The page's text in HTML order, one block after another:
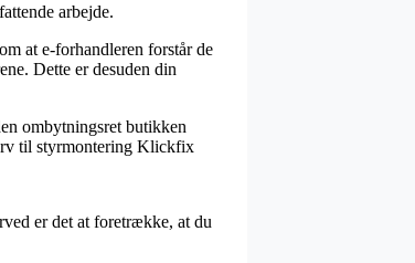
arbejde.
at e-forhandleren forstår de
Dette er desuden din
ombytningsret butikken
til styrmontering Klickfix
er det at foretrække, at du